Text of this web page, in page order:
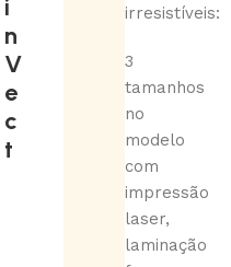
i
n
V
e
c
t
irresistíveis:
3
tamanhos
no
modelo
com
impressão
laser,
laminação